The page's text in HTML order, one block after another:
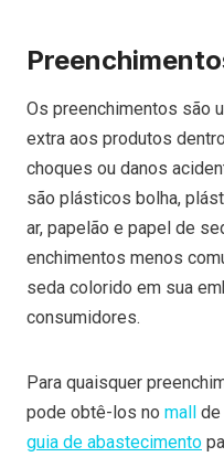
Os preenchimentos são
extra aos produtos
choques ou danos
são plásticos bolha,
ar, papelão e papel de
enchimentos menos
seda colorido em sua
consumidores.
Para quaisquer
pode obtê-los no mall de
guia de abastecimento